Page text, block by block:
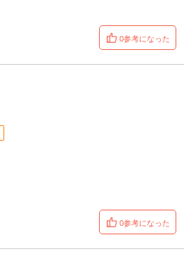
0参考になった
0参考になった